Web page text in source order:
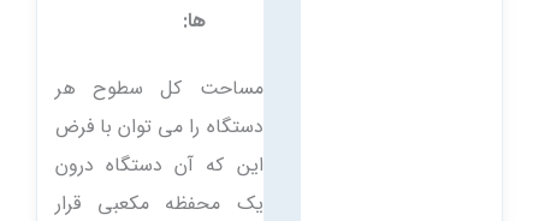
ها:
مساحت كل سطوح هر
دستگاه را می توان با فرض
این که آن دستگاه درون
یک محفظه مکعبی قرار